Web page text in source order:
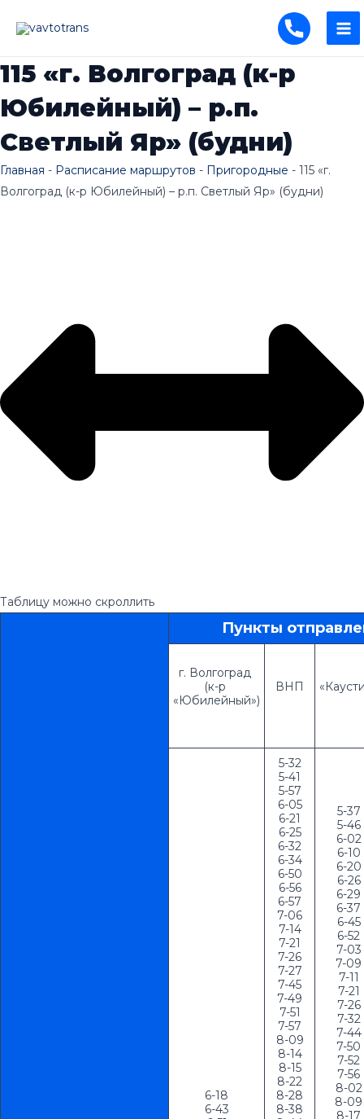
115 «г. Волгоград (к-р
Юбилейный) – р.п.
Светлый Яр» (будни)
Главная - Расписание маршрутов - Пригородные - 115 «г.
Волгоград (к-р Юбилейный) – р.п. Светлый Яр» (будни)
Таблицу можно скроллить
г. Волгоград
(к-р
«Юбилейный»)
ВНП
6-18
6-43
5-32
5-41
5-57
6-05
6-21
6-25
6-32
6-34
6-50
6-56
6-57
7-06
7-14
7-21
7-26
7-27
7-45
7-49
7-51
7-57
8-09
8-14
8-15
8-22
8-28
8-38
5-37
5-46
6-02
6-10
6-20
6-26
6-29
6-37
6-45
6-52
7-03
7-09
7-11
7-21
7-26
7-32
7-44
7-50
7-52
7-56
8-02
8-09
8-17